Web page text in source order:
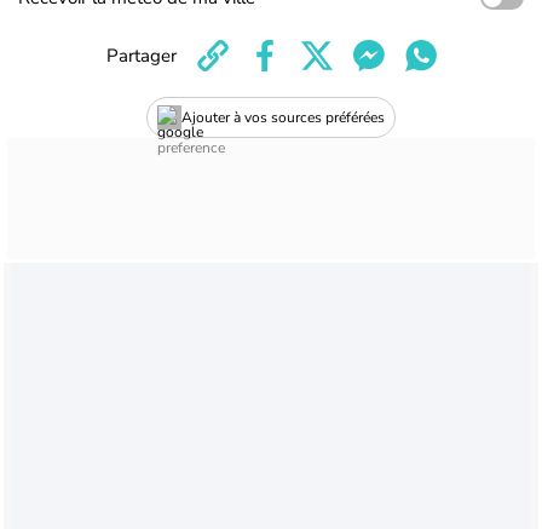
Ajouter à vos sources préférées
Partager